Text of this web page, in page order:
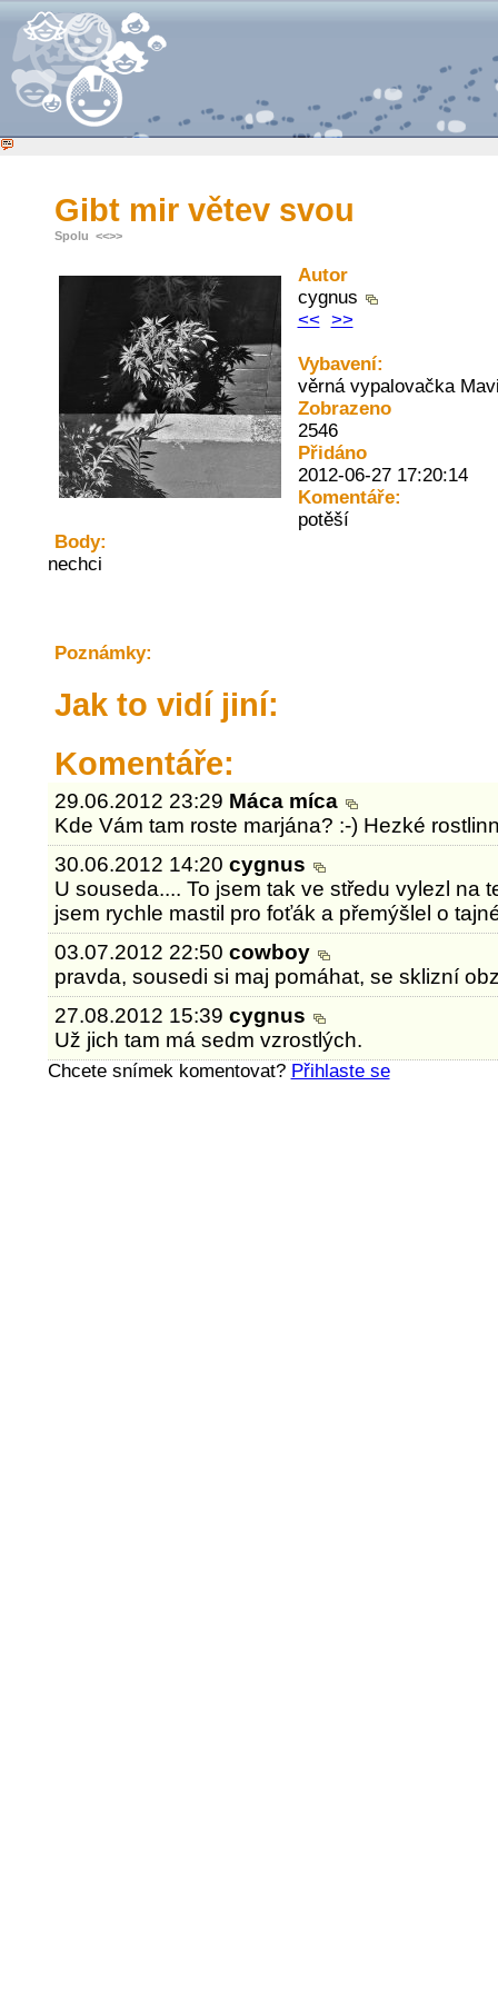
Gibt mir větev svou
Spolu <<>>
Autor
cygnus
<< >>
Vybavení:
věrná vypalovačka
Zobrazeno
2546
Přidáno
2012-06-27 17:20:14
Komentáře:
potěší
Body:
nechci
Poznámky:
Jak to vidí jiní:
Komentáře:
29.06.2012 23:29 Máca míca
Kde Vám tam roste marjána? :-) Hezké
30.06.2012 14:20cygnus
U souseda.... To jsem tak ve středu vylezl na
jsem rychle mastil pro foťák a přemýšlel o
03.07.2012 22:50cowboy
pravda, sousedi si maj pomáhat, se sklizní
27.08.2012 15:39cygnus
Už jich tam má sedm vzrostlých.
Chcete snímek komentovat? Přihlaste se